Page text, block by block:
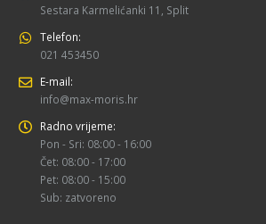
Sestara Karmelićanki 11, Split
Telefon:
021 453450
E-mail:
info@max-moris.hr
Radno vrijeme:
Pon - Sri: 08:00 - 16:00
Čet: 08:00 - 17:00
Pet: 08:00 - 15:00
Sub: zatvoreno